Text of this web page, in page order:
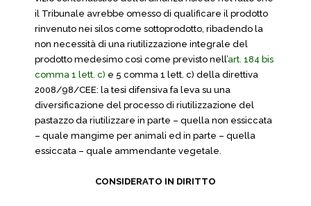
il Tribunale avrebbe omesso di qualificare il prodotto
rinvenuto nei silos come sottoprodotto, ribadendo la
non necessità di una riutilizzazione integrale del
prodotto medesimo così come previsto nell’art. 184 bis
comma 1 lett. c) e 5 comma 1 lett. c) della direttiva
2008/98/CEE: la tesi difensiva fa leva su una
diversificazione del processo di riutilizzazione del
pastazzo da riutilizzare in parte – quella non essiccata
– quale mangime per animali ed in parte – quella
essiccata – quale ammendante vegetale.
CONSIDERATO IN DIRITTO